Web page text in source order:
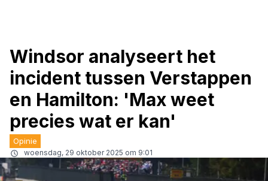
Windsor analyseert het
incident tussen Verstappen
en Hamilton: 'Max weet
precies wat er kan'
Opinie
woensdag, 29 oktober 2025 om 9:01